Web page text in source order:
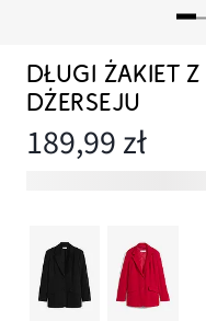
DŁUGI ŻAKIET
DŻERSEJU
189,99 zł